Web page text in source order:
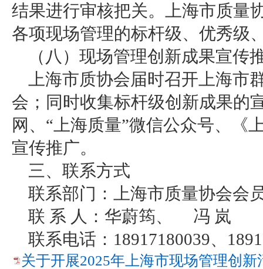
结果进行审核把关。上海市质量
各项现场管理的标杆级、优秀级
（八）现场管理创新成果宣传
上海市质协会届时召开上海市
会；同时收集标杆级创新成果的
网、“上海质量”微信公众号、《
宣传推广。
三、联系方式
联系部门：上海市质量协会会
联 系 人：华蔚筠、 冯 岚
联系电话：18917180039、
关于开展2025年上海市现场管理创新